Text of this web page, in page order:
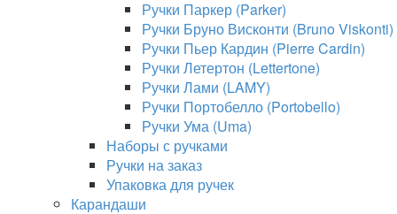
Ручки Паркер (Parker)
Ручки Бруно Висконти (Bruno Viskonti)
Ручки Пьер Кардин (Pierre Cardin)
Ручки Летертон (Lettertone)
Ручки Лами (LAMY)
Ручки Портобелло (Portobello)
Ручки Ума (Uma)
Наборы с ручками
Ручки на заказ
Упаковка для ручек
Карандаши